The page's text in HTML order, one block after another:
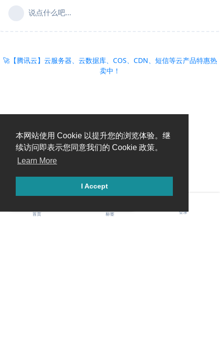
本网站使用 Cookie 以提升您的浏览体验。继
续访问即表示您同意我们的 Cookie 政策。
Learn More
I Accept
说点什么吧...
🚀【腾讯云】云服务器、云数据库、COS、CDN、短信等云产品特惠热
卖中！
糟糕，出错啦！请刷新页面重试。
首页 标签 登录